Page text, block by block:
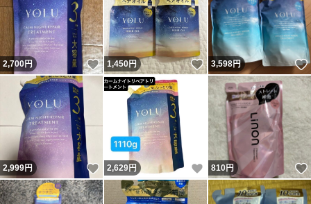
2,700円 いいね！
1,450円 いいね！
3,598円
2,999円 いいね！
2,629円 いいね！
810円